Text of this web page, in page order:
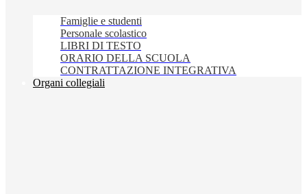
Famiglie e studenti
Personale scolastico
LIBRI DI TESTO
ORARIO DELLA SCUOLA
CONTRATTAZIONE INTEGRATIVA
Organi collegiali